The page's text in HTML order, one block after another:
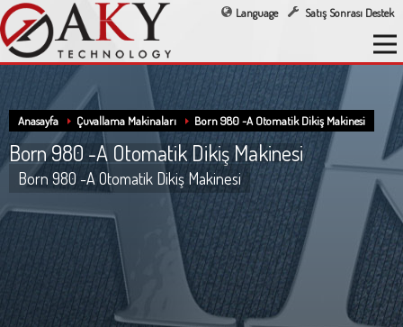
Language Satış Sonrası Destek
Anasayfa Çuvallama Makinaları Born 980 -A Otomatik Dikiş Makinesi
Born 980 -A Otomatik Dikiş Makinesi
Born 980 -A Otomatik Dikiş Makinesi